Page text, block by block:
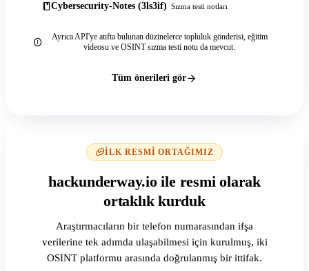
Cybersecurity-Notes (3ls3if) Sızma testi notları
Ayrıca API'ye atıfta bulunan düzinelerce topluluk gönderisi, eğitim
videosu ve OSINT sızma testi notu da mevcut.
Tüm önerileri gör
İLK RESMI ORTAĞIMIZ
hackunderway.io ile resmi olarak
ortaklık kurduk
Araştırmacıların bir telefon numarasından ifşa
verilerine tek adımda ulaşabilmesi için kurulmuş, iki
OSINT platformu arasında doğrulanmış bir ittifak.